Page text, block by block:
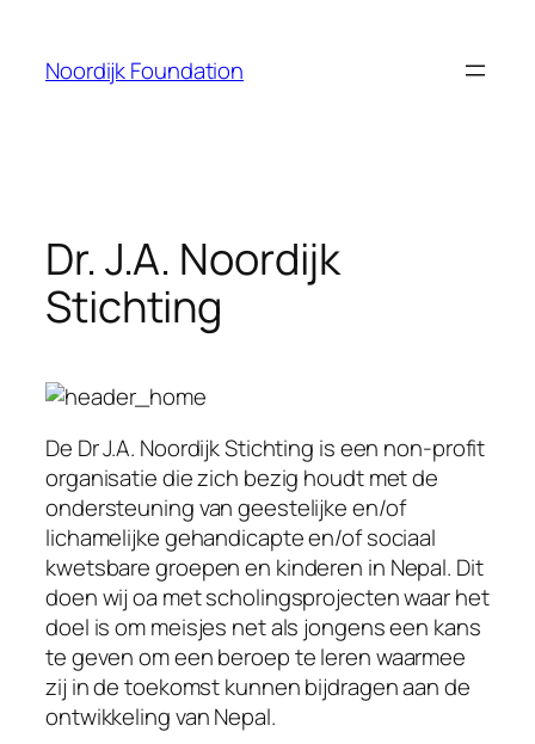
content
Noordijk Foundation
Dr. J.A. Noordijk
Stichting
De Dr J.A. Noordijk Stichting is een non-profit
organisatie die zich bezig houdt met de
ondersteuning van geestelijke en/of
lichamelijke gehandicapte en/of sociaal
kwetsbare groepen en kinderen in Nepal. Dit
doen wij oa met scholingsprojecten waar het
doel is om meisjes net als jongens een kans
te geven om een beroep te leren waarmee
zij in de toekomst kunnen bijdragen aan de
ontwikkeling van Nepal.